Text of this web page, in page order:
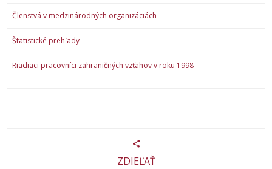
Členstvá v medzinárodných organizáciách
Štatistické prehľady
Riadiaci pracovníci zahraničných vzťahov v roku 1998
ZDIEĽAŤ